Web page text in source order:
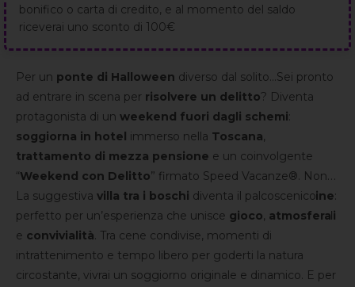
bonifico o carta di credito, e al momento del saldo
riceverai uno sconto di 100€
Per un ponte di Halloween diverso dal solito...Sei pronto
ad entrare in scena per risolvere un delitto? Diventa
protagonista di un weekend fuori dagli schemi:
soggiorna in hotel immerso nella Toscana,
trattamento di mezza pensione e un coinvolgente
“Weekend con Delitto” firmato Speed Vacanze®. Non
sarai semplice spettatore, maparte attiva dell’indagine:
indizida collegare,sospettati da interrogareecolpi di
scenada risolvere insieme al gruppo.
La suggestiva villa tra i boschi diventa il palcoscenico
perfetto per un’esperienza che unisce gioco, atmosfera
e convivialità. Tra cene condivise, momenti di
intrattenimento e tempo libero per goderti la natura
circostante, vivrai un soggiorno originale e dinamico. E per